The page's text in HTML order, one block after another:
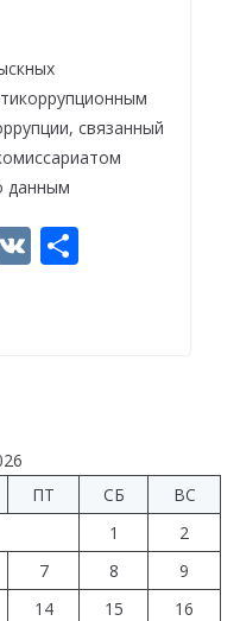
связанный
данным
V
и
т
ь
ПТ СБ
ВС
1
2
7 8
9
14 15
16